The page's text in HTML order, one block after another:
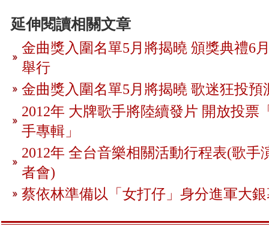
延伸閱讀相關文章
金曲獎入圍名單5月將揭曉 頒獎典禮6
舉行
金曲獎入圍名單5月將揭曉 歌迷狂投預
2012年 大牌歌手將陸續發片 開放投票
手專輯」
2012年 全台音樂相關活動行程表(歌手
者會)
蔡依林準備以「女打仔」身分進軍大